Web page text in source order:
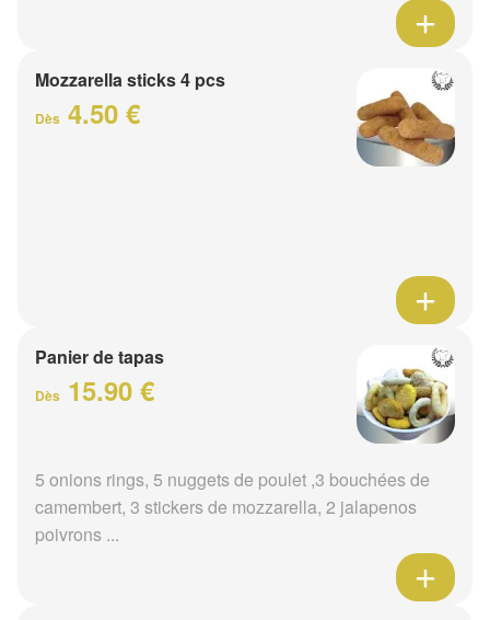
Mozzarella sticks 4 pcs
Dès 4.50 €
Panier de tapas
Dès 15.90 €
5 onions rings, 5 nuggets de poulet ,3 bouchées de
camembert, 3 stickers de mozzarella, 2 jalapenos
poivrons ...